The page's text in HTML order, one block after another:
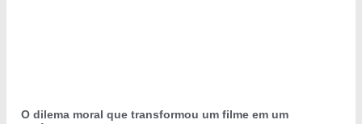
O dilema moral que transformou um filme em um